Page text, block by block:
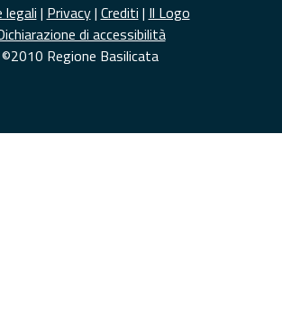
legali | Privacy| Crediti | Il Logo
di accessibilità
©2010 Regione Basilicata